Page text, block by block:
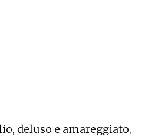
deluso e amareggiato,